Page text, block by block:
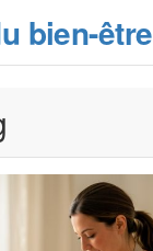
bien-être